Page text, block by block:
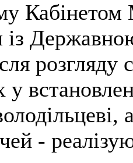
Кабінетом
розгляду
у
-